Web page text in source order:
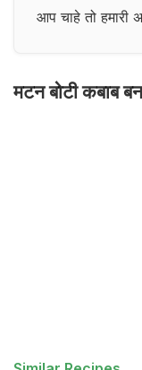
आप चाहे तो हमारी
मटन बोटी कबाब